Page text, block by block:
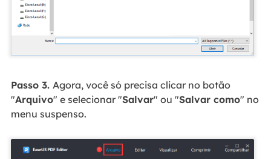
Passo 3. Agora, você só precisa clicar no botão
"Arquivo" e selecionar "Salvar" ou "Salvar como" no
menu suspenso.